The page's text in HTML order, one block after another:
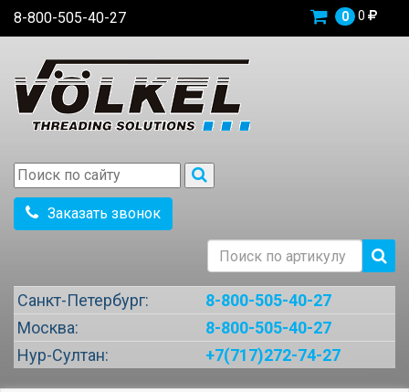
8-800-505-40-27 0 0
Заказать звонок
Санкт-Петербург:
8-800-505-40-27
Москва:
8-800-505-40-27
Нур-Султан:
+7(717)272-74-27